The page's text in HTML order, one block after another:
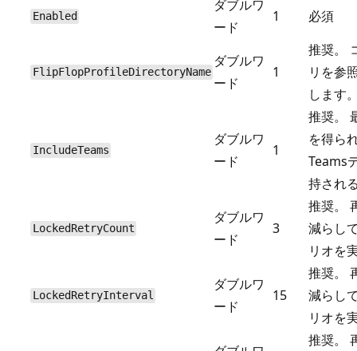
Enabled
ダブルワ
ード
1 必須
FlipFlopProfileDirectoryName
ダブルワ
ード
1
推奨。
リを参
します
IncludeTeams
ダブルワ
ード
1
推奨。
を得ら
Teams
持され
LockedRetryCount
ダブルワ
ード
3
推奨。
減らし
リオを
LockedRetryInterval
ダブルワ
ード
15
推奨。
減らし
リオを
推奨。